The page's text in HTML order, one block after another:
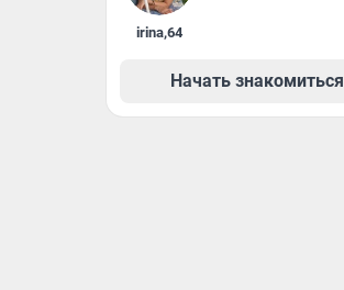
irina,64
Начать знакомиться